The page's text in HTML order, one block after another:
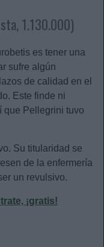
1.130.000)
es tener una
sufre algún
de calidad en el
Este finde ni
que Pellegrini tuvo
Su titularidad se
de la enfermería
un revulsivo.
¡gratis!